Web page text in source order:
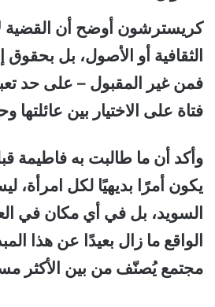
كريسترشون أوضح أن القضية
الثقافية أو الأصول، بل بحقوق
فمن غير المقبول – على حد
فتاة على الاختيار بين عائلتها
وأكد أن ما طالبت به فاطيمة
يكون أمرًا بديهيًا لكل
السويد، بل في أي مكان في
الواقع ما زال بعيدًا عن هذا
مجتمع يُصنّف من بين الأكثر